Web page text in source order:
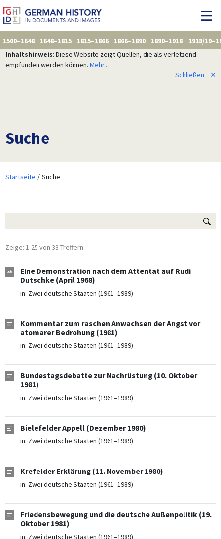
1500–1648 1648–1815 1815–1866 1866–1890 1890–1918
1918/
Inhaltshinweis: Diese Website zeigt Quellen, die als verletzend
empfunden werden können. Mehr...
Schließen
✕
Suche
Startseite Suche
Zeige: 1-25 von 33 Treffern
Eine Demonstration nach dem Attentat auf Rudi
Dutschke (April 1968)
in: Zwei deutsche Staaten (1961–1989)
Kommentar zum raschen Anwachsen der Angst vor
atomarer Bedrohung (1981)
in: Zwei deutsche Staaten (1961–1989)
Bundestagsdebatte zur Nachrüstung (10. Oktober
1981)
in: Zwei deutsche Staaten (1961–1989)
Bielefelder Appell (Dezember 1980)
in: Zwei deutsche Staaten (1961–1989)
Krefelder Erklärung (11. November 1980)
in: Zwei deutsche Staaten (1961–1989)
Friedensbewegung und die deutsche Außenpolitik (19.
Oktober 1981)
in: Zwei deutsche Staaten (1961–1989)